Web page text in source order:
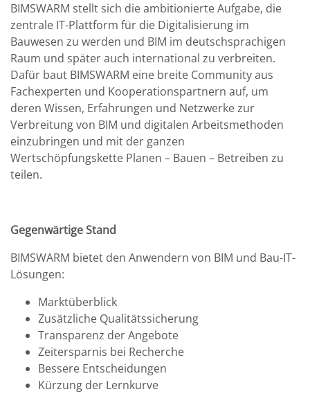
BIMSWARM stellt sich die ambitionierte Aufgabe, die
zentrale IT-Plattform für die Digitalisierung im
Bauwesen zu werden und BIM im deutschsprachigen
Raum und später auch international zu verbreiten.
Dafür baut BIMSWARM eine breite Community aus
Fachexperten und Kooperationspartnern auf, um
deren Wissen, Erfahrungen und Netzwerke zur
Verbreitung von BIM und digitalen Arbeitsmethoden
einzubringen und mit der ganzen
Wertschöpfungskette Planen – Bauen – Betreiben zu
teilen.
Gegenwärtige Stand
BIMSWARM bietet den Anwendern von BIM und Bau-IT-
Lösungen:
Marktüberblick
Zusätzliche Qualitätssicherung
Transparenz der Angebote
Zeitersparnis bei Recherche
Bessere Entscheidungen
Kürzung der Lernkurve